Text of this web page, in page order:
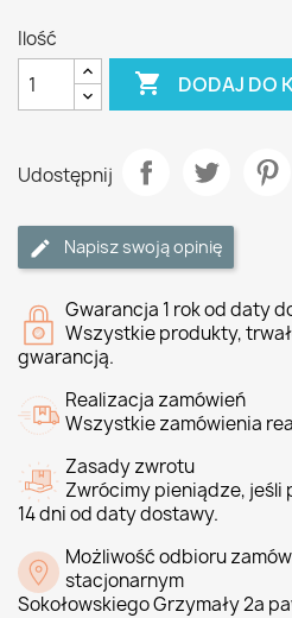
Ilość
 DODAJ DO
Udostępnij
Napisz swoją opinię
Gwarancja 1 rok od daty
Wszystkie produkty,
gwarancją.
Realizacja zamówień
Wszystkie zamówienia
Zasady zwrotu
Zwrócimy pieniądze,
14 dni od daty dostawy.
Możliwość odbioru
stacjonarnym
Sokołowskiego Grzymały 2a